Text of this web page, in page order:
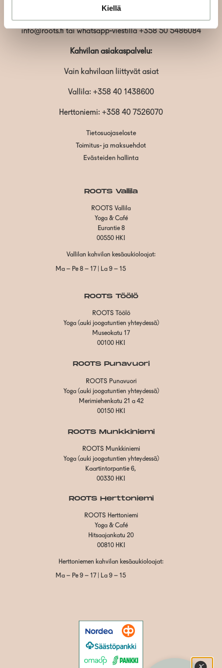
Kiellä
arkipäivien aikana.
info@roots.fitai whatsapp-viestillä+358 50 5486084
Kahvilan asiakaspalvelu:
Vain kahvilaan liittyvät asiat
Vallila: +358 40 1438600
Herttoniemi: +358 40 7526070
Tietosuojaseloste
Toimitus- ja maksuehdot
Evästeiden hallinta
ROOTS Vallila
ROOTS Vallila
Yoga & Café
Eurantie 8
00550 HKI
Vallilan kahvilan kesäaukioloajat:
Ma – Pe 8 – 17 | La 9 – 15
ROOTS Töölö
ROOTS Töölö
Yoga (auki joogatuntien yhteydessä)
Museokatu 17
00100 HKI
ROOTS Punavuori
ROOTS Punavuori
Yoga (auki joogatuntien yhteydessä)
Merimiehenkatu 21 a 42
00150 HKI
ROOTS Munkkiniemi
ROOTS Munkkiniemi
Yoga (auki joogatuntien yhteydessä)
Kaartintorpantie 6,
00330 HKI
ROOTS Herttoniemi
ROOTS Herttoniemi
Yoga & Café
Hitsaajankatu 20
00810 HKI
Herttoniemen kahvilan kesäaukioloajat:
Ma – Pe 9 – 17 | La 9 – 15